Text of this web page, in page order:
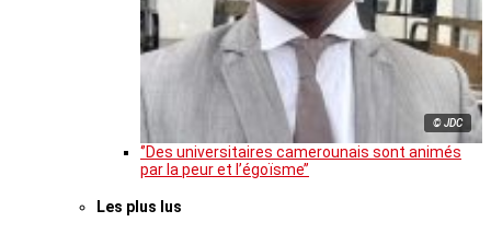
© JDC
‘’Des universitaires camerounais sont animés
par la peur et l’égoïsme’’
Les plus lus